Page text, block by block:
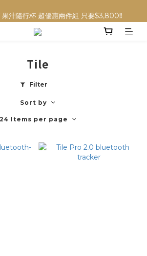
汁隨行杯 超優惠兩件組 只要$3,800‼️
汁隨行杯 超優惠兩件組 只要$3,800‼️
藏經典， F接環鏡頭4折起✨
Tile
Filter
Sort by
24 Items per page